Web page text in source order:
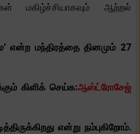
மகிழ்ச்சியாகவும் ஆற்றல்
என்ற மந்திரத்தை தினமும் 27
கிளிக் செய்க:ஆஸ்ட்ரோசேஜ்
என்று நம்புகிறோம்.